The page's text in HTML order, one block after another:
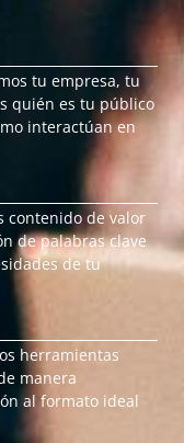
tu empresa, tu
quién es tu público
interactúan en
contenido de valor
de palabras clave
de tu
herramientas
manera
al formato ideal